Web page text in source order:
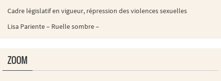
Cadre législatif en vigueur, répression des violences sexuelles
Lisa Pariente – Ruelle sombre –
ZOOM